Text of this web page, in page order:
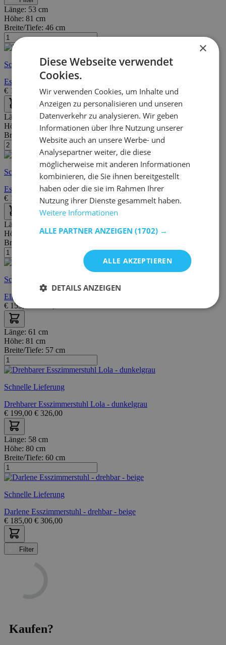
Länge: 53 cm
Höhe: 81 cm
Breite/Tiefe: 46 cm
Schnelle Lieferung
Esszimmer-Drehstuhl Tilda Kunstleder - braun/schwarz
€ 145,00 €265,00
Länge:
53 cm
Höhe:
81 cm
Breite/Tiefe:
46 cm
Schnelle Lieferung
Esszimmer-Drehstuhl Tilda stoff - anthrazit/schwarz
€ 165,00 €209,00
Länge:
Höhe:
78 cm
Breite/Tiefe:
Schnelle Lieferung
Ella Esszimmerstuhl - drehbar - Stoff - beige
€ 155,00
Länge: 61 cm
Höhe: 81 cm
Breite/Tiefe: 57 cm
Schnelle Lieferung
Drehbarer Esszimmerstuhl Lola - dunkelgrau
€ 199,00 € 326,00
Länge: 58 cm
Höhe: 80 cm
Breite/Tiefe: 60 cm
Schnelle Lieferung
Darlene Esszimmerstuhl - drehbar - beige
€ 185,00 € 306,00
Filter
Kaufen?
×
Diese Webseite verwendet
Cookies.
Wir verwenden Cookies, um Inhalte und
Anzeigen zu personalisieren und unseren
Datenverkehr zu analysieren. Wir geben
Informationen über Ihre Nutzung unserer
Website auch an unsere Werbe- und
Analysepartner weiter, die diese
möglicherweise mit anderen Informationen
kombinieren, die Sie ihnen bereitgestellt
haben oder die sie im Rahmen Ihrer
Nutzung ihrer Dienste gesammelt haben.
Weitere Informationen
ALLE PARTNER ANZEIGEN (1702) →
ALLE AKZEPTIEREN
DETAILS ANZEIGEN